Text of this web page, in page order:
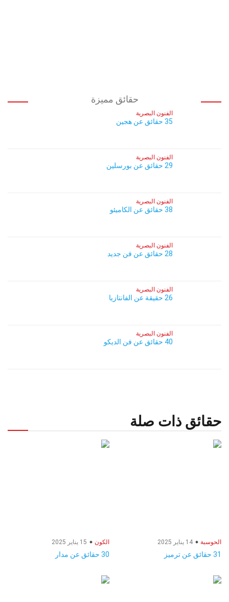
حقائق مميزة
الفنون البصرية
35 حقائق عن هجين
الفنون البصرية
29 حقائق عن بورسلين
الفنون البصرية
38 حقائق عن الكاميئو
الفنون البصرية
28 حقائق عن فن جديد
الفنون البصرية
26 حقيقة عن الفانتازيا
الفنون البصرية
40 حقائق عن فن الديكو
حقائق ذات صلة
الحوسبة
31 حقائق عن ترميز
الكون
30 حقائق عن مدار